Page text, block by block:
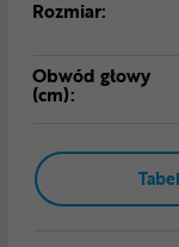
Rozmiar:
Obwód głowy
(cm):